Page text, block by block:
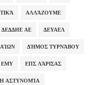
ΑΛΛΆΖΟΥΜΕ
ΔΕΔΔΗΕ ΑΕ ΔΕΥΑΕΛ
ΔΉΜΟΣ ΤΥΡΝΆΒΟΥ
ΕΜΥ ΕΠΣ ΛΆΡΙΣΑΣ
ΑΣΤΥΝΟΜΊΑ